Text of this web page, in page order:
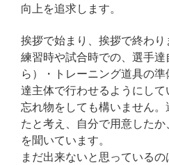
向上を追求します。
挨拶で始まり、挨拶で終わり
練習時や試合時での、選手
ら）・トレーニング道具の
達主体で行わせるようにして
忘れ物をしても構いません
たと考え、自分で用意した
を聞いています。
まだ出来ないと思っている